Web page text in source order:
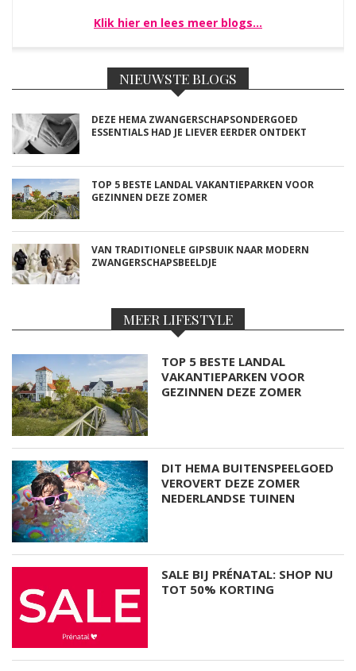
Klik hier en lees meer blogs…
NIEUWSTE BLOGS
DEZE HEMA ZWANGERSCHAPSONDERGOED
ESSENTIALS HAD JE LIEVER EERDER ONTDEKT
TOP 5 BESTE LANDAL VAKANTIEPARKEN VOOR
GEZINNEN DEZE ZOMER
VAN TRADITIONELE GIPSBUIK NAAR MODERN
ZWANGERSCHAPSBEELDJE
MEER LIFESTYLE
TOP 5 BESTE LANDAL
VAKANTIEPARKEN VOOR
GEZINNEN DEZE ZOMER
DIT HEMA BUITENSPEELGOED
VEROVERT DEZE ZOMER
NEDERLANDSE TUINEN
SALE BIJ PRÉNATAL: SHOP NU
TOT 50% KORTING